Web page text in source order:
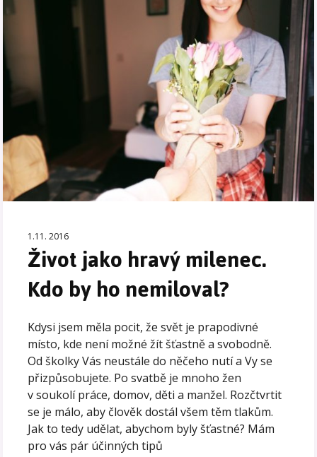
1.11. 2016
Život jako hravý milenec.
Kdo by ho nemiloval?
Kdysi jsem měla pocit, že svět je prapodivné
místo, kde není možné žít šťastně a svobodně.
Od školky Vás neustále do něčeho nutí a Vy se
přizpůsobujete. Po svatbě je mnoho žen
v soukolí práce, domov, děti a manžel. Rozčtvrtit
se je málo, aby člověk dostál všem těm tlakům.
Jak to tedy udělat, abychom byly šťastné? Mám
pro vás pár účinných tipů